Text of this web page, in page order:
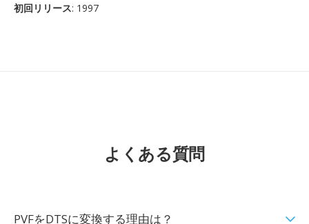
初回リリース: 1997
よくある質問
PVFをDTSに変換する理由は？